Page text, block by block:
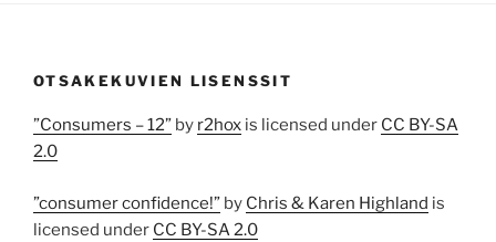
OTSAKEKUVIEN LISENSSIT
”Consumers – 12” by r2hox is licensed under CC BY-SA
2.0
”consumer confidence!” by Chris & Karen Highland is
licensed under CC BY-SA 2.0